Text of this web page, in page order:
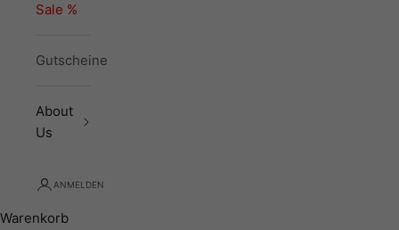
Sale %
Gutscheine
About
Us
ANMELDEN
Warenkorb